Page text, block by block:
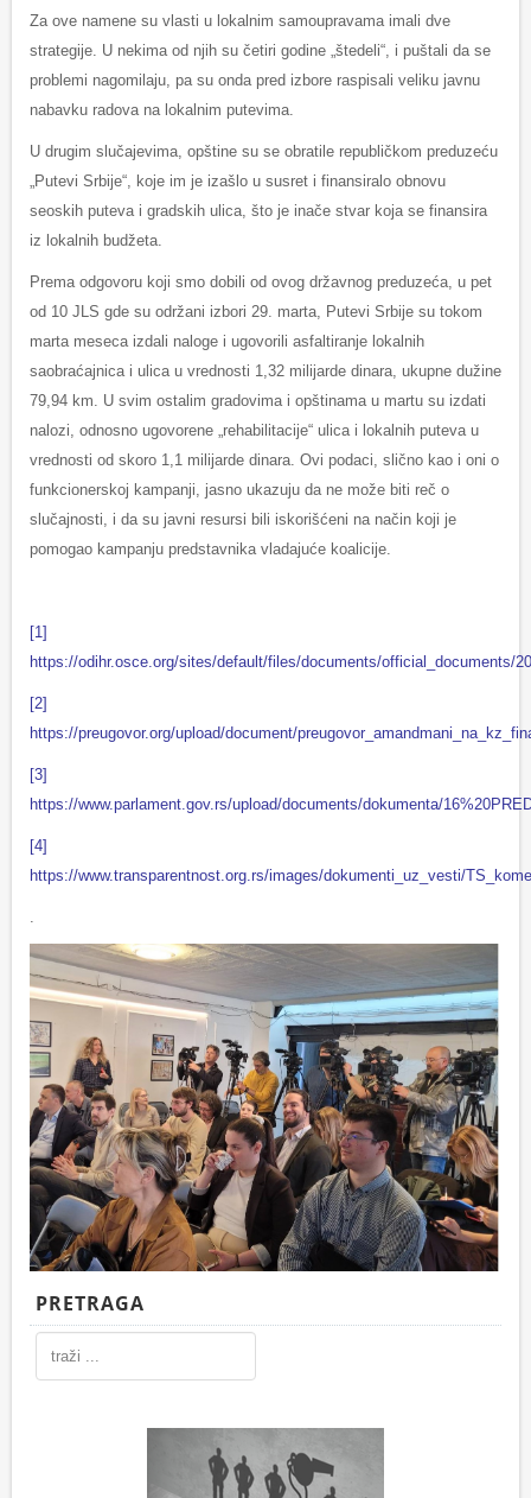
Za ove namene su vlasti u lokalnim samoupravama imali dve
strategije. U nekima od njih su četiri godine „štedeli“, i puštali da se
problemi nagomilaju, pa su onda pred izbore raspisali veliku javnu
nabavku radova na lokalnim putevima.
U drugim slučajevima, opštine su se obratile republičkom preduzeću
„Putevi Srbije“, koje im je izašlo u susret i finansiralo obnovu
seoskih puteva i gradskih ulica, što je inače stvar koja se finansira
iz lokalnih budžeta.
Prema odgovoru koji smo dobili od ovog državnog preduzeća, u pet
od 10 JLS gde su održani izbori 29. marta, Putevi Srbije su tokom
marta meseca izdali naloge i ugovorili asfaltiranje lokalnih
saobraćajnica i ulica u vrednosti 1,32 milijarde dinara, ukupne dužine
79,94 km. U svim ostalim gradovima i opštinama u martu su izdati
nalozi, odnosno ugovorene „rehabilitacije“ ulica i lokalnih puteva u
vrednosti od skoro 1,1 milijarde dinara. Ovi podaci, slično kao i oni o
funkcionerskoj kampanji, jasno ukazuju da ne može biti reč o
slučajnosti, i da su javni resursi bili iskorišćeni na način koji je
pomogao kampanju predstavnika vladajuće koalicije.
[1]
https://odihr.osce.org/sites/default/files/documents/official_documents/
[2]
https://preugovor.org/upload/document/
[3]
https://www.parlament.gov.rs/upload/documents/dokumenta/
[4]
https://www.transparentnost.org.rs/images/dokumenti_uz_vesti/
PRETRAGA